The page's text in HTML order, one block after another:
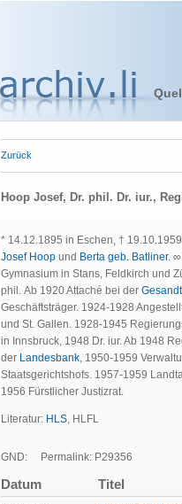
Zurück
Hoop Josef, Dr. phil. Dr. iur.,
* 14.12.1895 in Eschen, †
Josef Hoop und Berta geb. Batliner.
Gymnasium in Stans, Feldkirch und
phil. Ab 1920 Attaché bei der
Geschäftsträger. 1924-1928
und St. Gallen. 1928-1945
in Innsbruck, 1948 Dr. iur. Ab 1948
der Landesbank, 1950-1959
Staatsgerichtshofs. 1957-1959
1956 Fürstlicher Justizrat.
Literatur: HLS, HLFL
GND: Permalink: P29356
Datum Titel